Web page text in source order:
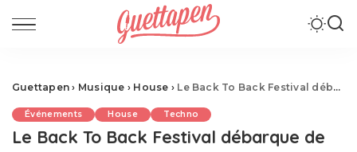
Guettapen › Musique › House › Le Back To Back Festival débarque de nouveau ce week-end au Kilowatt
Événements House Techno
Le Back To Back Festival débarque de